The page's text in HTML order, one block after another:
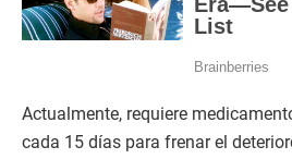
Actualmente, requiere
cada 15 días para frenar el